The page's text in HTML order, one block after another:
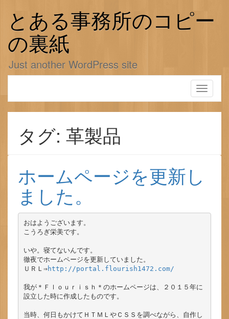
とある事務所のコピー
の裏紙
Just another WordPress site
Toggle
タグ: 革製品
ホームページを更新し
ました。
おはようございます。
こうろぎ栄美です。
いや。寝てないんです。
徹夜でホームページを更新していました。
ＵＲＬ⇒http://portal.flourish1472.com/
我が＊Ｆｌｏｕｒｉｓｈ＊のホームページは、２０１５年に
設立した時に作成したものです。
当時、何日もかけてＨＴＭＬやＣＳＳを調べながら、自作し